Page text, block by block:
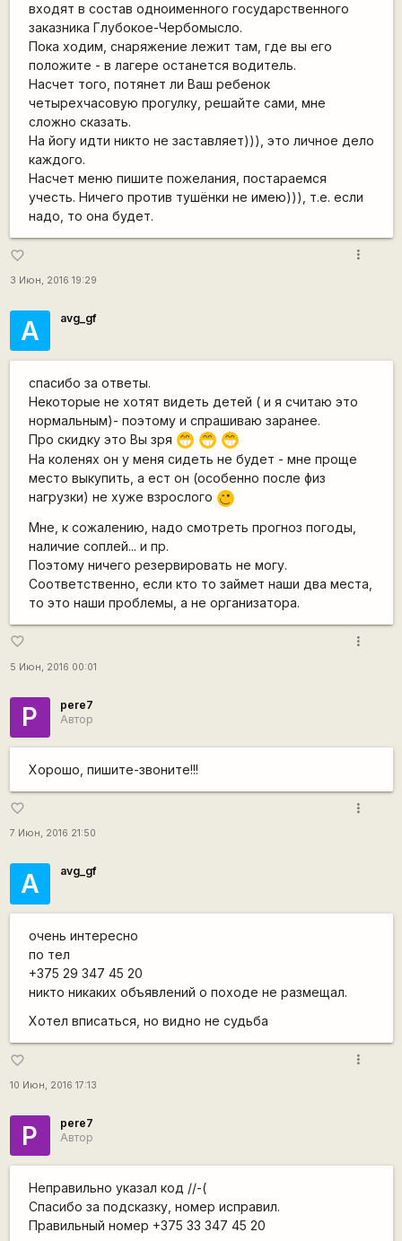
входят в состав одноименного государственного
заказника Глубокое-Чербомысло.
Пока ходим, снаряжение лежит там, где вы его
положите - в лагере останется водитель.
Насчет того, потянет ли Ваш ребенок
четырехчасовую прогулку, решайте сами, мне
сложно сказать.
На йогу идти никто не заставляет))), это личное дело
каждого.
Насчет меню пишите пожелания, постараемся
учесть. Ничего против тушёнки не имею))), т.е. если
надо, то она будет.
favorite_border
3 Июн, 2016 19:29
more_vert
А avg_gf
спасибо за ответы.
Некоторые не хотят видеть детей ( и я считаю это
нормальным)- поэтому и спрашиваю заранее.
Про скидку это Вы зря ;D ;D
;D
На коленях он у меня сидеть не будет - мне проще
место выкупить, а ест он (особенно после физ
нагрузки) не хуже взрослого
;)
Мне, к сожалению, надо смотреть прогноз погоды,
наличие соплей... и пр.
Поэтому ничего резервировать не могу.
Соответственно, если кто то займет наши два места,
то это наши проблемы, а не организатора.
favorite_border
5 Июн, 2016 00:01
more_vert
P
pere7
Автор
Хорошо, пишите-звоните!!!
favorite_border
7 Июн, 2016 21:50
more_vert
А avg_gf
очень интересно
по тел
+375 29 347 45 20
никто никаких объявлений о походе не размещал.
Хотел вписаться, но видно не судьба
favorite_border
10 Июн, 2016 17:13
more_vert
P
pere7
Автор
Неправильно указал код //-(
Спасибо за подсказку, номер исправил.
Правильный номер +375 33 347 45 20